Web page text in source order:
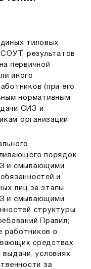
типовых
результатов
первичной
иного
(при его
нормативным
СИЗ и
организации
порядок
и смывающими
и
лиц за этапы
и смывающими
структуры
Правил;
работников о
средствах
условиях
за